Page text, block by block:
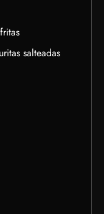
salteadas